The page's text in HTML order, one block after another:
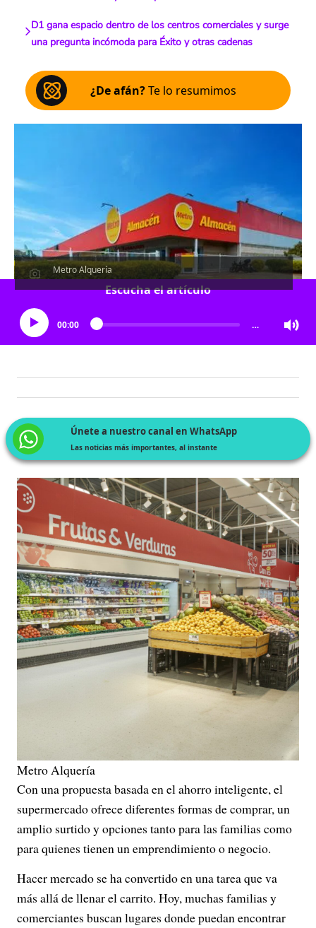
D1 gana espacio dentro de los centros comerciales y surge
una pregunta incómoda para Éxito y otras cadenas
¿De afán?Te lo resumimos
Metro Alquería
Escucha el artículo
00:00 …
Únete a nuestro canal en WhatsApp
Las noticias más importantes, al instante
Metro Alquería
Con una propuesta basada en el ahorro inteligente, el
supermercado ofrece diferentes formas de comprar, un
amplio surtido y opciones tanto para las familias como
para quienes tienen un emprendimiento o negocio.
Hacer mercado se ha convertido en una tarea que va
más allá de llenar el carrito. Hoy, muchas familias y
comerciantes buscan lugares donde puedan encontrar